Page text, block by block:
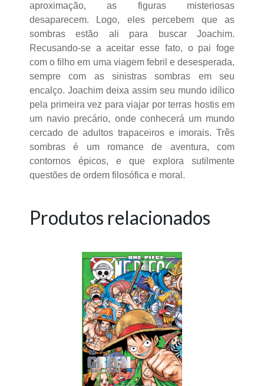
aproximação, as figuras misteriosas
desaparecem. Logo, eles percebem que as
sombras estão ali para buscar Joachim.
Recusando-se a aceitar esse fato, o pai foge
com o filho em uma viagem febril e desesperada,
sempre com as sinistras sombras em seu
encalço. Joachim deixa assim seu mundo idílico
pela primeira vez para viajar por terras hostis em
um navio precário, onde conhecerá um mundo
cercado de adultos trapaceiros e imorais. Três
sombras é um romance de aventura, com
contornos épicos, e que explora sutilmente
questões de ordem filosófica e moral.
Produtos relacionados